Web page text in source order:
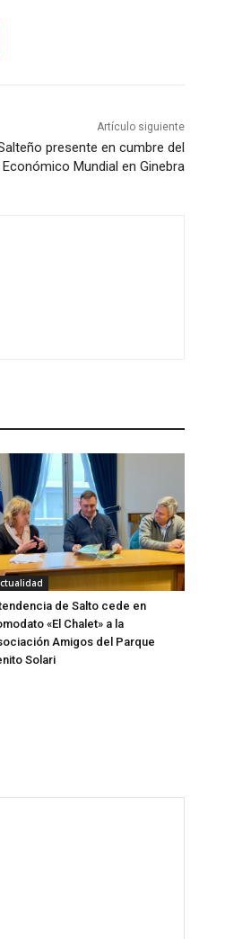
Artículo siguiente
presente en cumbre del
Mundial en Ginebra
de Salto cede en
«El Chalet» a la
Amigos del Parque
Solari